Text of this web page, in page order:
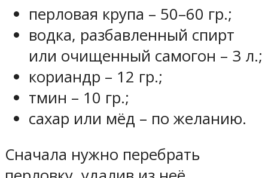
перловая крупа – 50–60 гр.;
водка, разбавленный спирт
или очищенный самогон – 3 л.;
кориандр – 12 гр.;
тмин – 10 гр.;
сахар или мёд – по желанию.
Сначала нужно перебрать